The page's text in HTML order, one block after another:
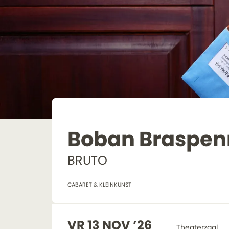
Boban
BRUTO
CABARET & KLEINKUNST
VR 13 NOV ’26